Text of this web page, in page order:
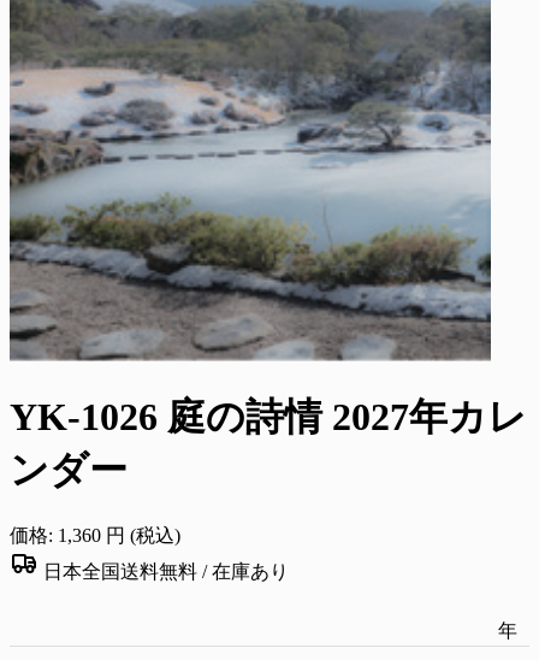
YK-1026 庭の詩情 2027年カレ
ンダー
価格: 1,360 円 (税込)
日本全国送料無料 /在庫あり
年